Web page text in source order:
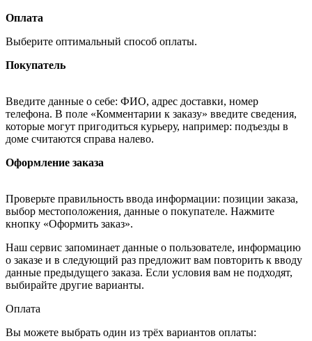
Оплата
Выберите оптимальный способ оплаты.
Покупатель
Введите данные о себе: ФИО, адрес доставки, номер
телефона. В поле «Комментарии к заказу» введите сведения,
которые могут пригодиться курьеру, например: подъезды в
доме считаются справа налево.
Оформление заказа
Проверьте правильность ввода информации: позиции заказа,
выбор местоположения, данные о покупателе. Нажмите
кнопку «Оформить заказ».
Наш сервис запоминает данные о пользователе, информацию
о заказе и в следующий раз предложит вам повторить к вводу
данные предыдущего заказа. Если условия вам не подходят,
выбирайте другие варианты.
Оплата
Вы можете выбрать один из трёх вариантов оплаты: